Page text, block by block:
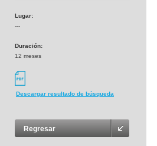
Lugar:
---
Duración:
12 meses
Descargar resultado de búsqueda
Regresar